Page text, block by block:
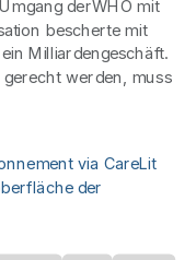
derWHO mit
bescherte mit
Milliardengeschäft.
werden, muss
via CareLit
der